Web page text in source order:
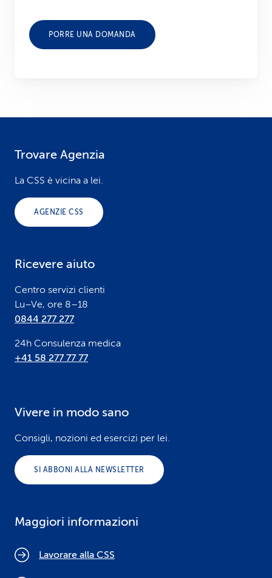
PORRE UNA DOMANDA
Trovare Agenzia
La CSS è vicina a lei.
AGENZIE CSS
Ricevere aiuto
Centro servizi clienti
Lu–Ve, ore 8–18
0844 277 277
24h Consulenza medica
+41 58 277 77 77
Vivere in modo sano
Consigli, nozioni ed esercizi per lei.
SI ABBONI ALLA NEWSLETTER
Maggiori informazioni
Lavorare alla CSS